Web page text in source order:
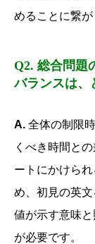
めることに繋が
Q2. 総合問題
バランスは、
A. 全体の制限
くべき時間と
ートにかけら
め、 初見の英文
値が示す意味
が必要です。